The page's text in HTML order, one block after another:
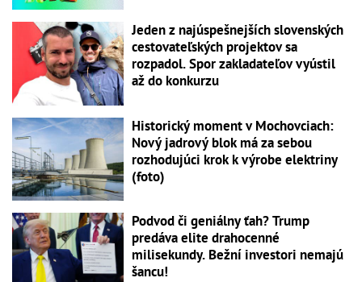
Jeden z najúspešnejších slovenských
cestovateľských projektov sa
rozpadol. Spor zakladateľov vyústil
až do konkurzu
Historický moment v Mochovciach:
Nový jadrový blok má za sebou
rozhodujúci krok k výrobe elektriny
(foto)
Podvod či geniálny ťah? Trump
predáva elite drahocenné
milisekundy. Bežní investori nemajú
šancu!